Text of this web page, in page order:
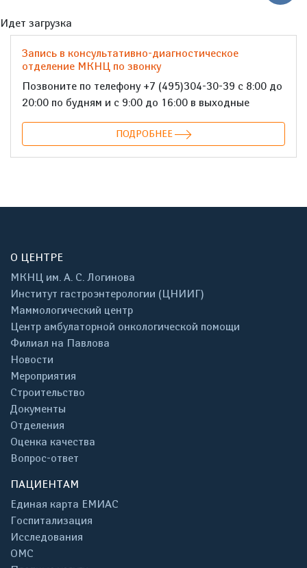
Идет загрузка
Запись в консультативно-диагностическое
отделение МКНЦ по звонку
Позвоните по телефону +7 (495)304-30-39 с 8:00 до
20:00 по будням и с 9:00 до 16:00 в выходные
ПОДРОБНЕЕ
О ЦЕНТРЕ
МКНЦ им. А. С. Логинова
Институт гастроэнтерологии (ЦНИИГ)
Маммологический центр
Центр амбулаторной онкологической помощи
Филиал на Павлова
Новости
Мероприятия
Строительство
Документы
Отделения
Оценка качества
Вопрос-ответ
ПАЦИЕНТАМ
Единая карта ЕМИАС
Госпитализация
Исследования
ОМС